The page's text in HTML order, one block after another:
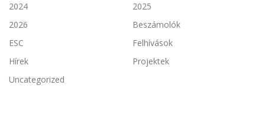
2024
2025
2026
Beszámolók
ESC
Felhívások
Hírek
Projektek
Uncategorized